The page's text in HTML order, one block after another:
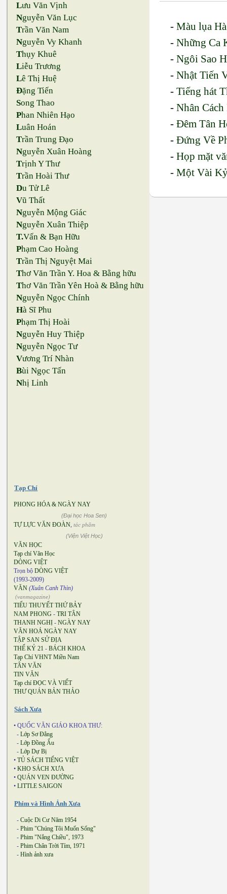
Lưu Văn Vịnh
Nguyễn Văn Lục
Trần Văn Nam
Nguyễn Vy Khanh
Thụy Khuê
Liễu Trương
Lê Thị Huệ
Đặng Tiến
Song Thao
Phan Nhiên Hạo
Luân Hoán
Trần Trung Đạo
Nguyễn Xuân Hoàng
Trịnh Y Thư
Trần Hoài Thư
Du Tử Lê
Vũ Thất
Nguyễn Mộng Giác
Nguyễn Xuân Thiệp
T.Vấn & Bạn Hữu
Phạm Cao Hoàng
Trần Thị Nguyệt Mai
Thơ Văn Trần Y. Hoa & Bằng hữu
Thơ Văn Trần Yên Hoà & Bằng hữu
Nguyễn Ngọc Chính
Hà Sĩ Phu
Phạm Thị Hoài
Nguyễn Huy Thiệp
Nguyễn Ngọc Tư
Vương Trí Nhàn
Bùi Ngọc Tấn
Nhị Linh
Tạp Chí
PHONG HÓA & NGÀY NAY
(Đại học Hoa Sen)
TỰ LỰC VĂN ĐOÀN, tác phẩm
(Viện Việt Học)
VĂN HỌC
Tạp chí Văn Học
DÒNG VIỆT
Trọn bộ DÒNG VIỆT
(1993-2009)
VĂN (Xuân Canh Thìn)
(vanmagazine)
TIỂU THUYẾT THỨ BẢY
NAM PHONG - TRI TÂN
THANH NGHỊ - NGÀY NAY
VĂN HOÁ NGÀY NAY
TẬP SAN SỬ ĐỊA
THẾ KỶ 21 - BÁCH KHOA
Tạp Chí VHNT Miền Nam
TÂN VĂN
TIN VĂN
Tạp chí ĐỌC VÀ VIẾT
THƯ QUÁN BẢN THẢO
Sách Xưa
• QUỐC VĂN GIÁO KHOA THƯ:
- Lớp Sơ Đẳng
- Lớp Đồng Ấu
- Lớp Dự Bị
• TỦ SÁCH TIẾNG VIỆT
• KHO SÁCH XƯA
• QUÁN VEN ĐƯỜNG
• LITTLE SAIGON
Phim và Hình Ảnh Xưa
- Cuộc Di Cư Năm 1954
- Phim "Chúng Tôi Muốn Sống"
- Phim "Nắng Chiều", 1973
- Phim Chân Trời Tím, 1971
- Hình ảnh xưa
-Màu lụa
-Những Ca
-Ngôi Sao
-Nhật Tiến
-Tiếng hát
-Nhân
-Đêm Tân
-Đứng Về
-Họp mặt
-Một Vài